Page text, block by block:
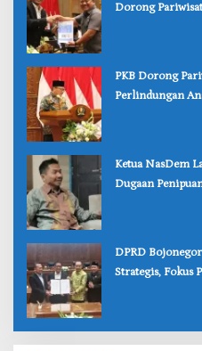
Dorong
‎PKB Dorong
Perlindungan
‎Ketua NasDem
Dugaan
‎DPRD
Strategis, Fokus